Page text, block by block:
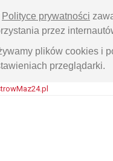
Polityce prywatności
przez
plików cookies i
przeglądarki.